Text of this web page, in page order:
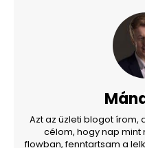
Azt az üzleti blogot írom,
célom, hogy nap mint
flowban, fenntartsam a